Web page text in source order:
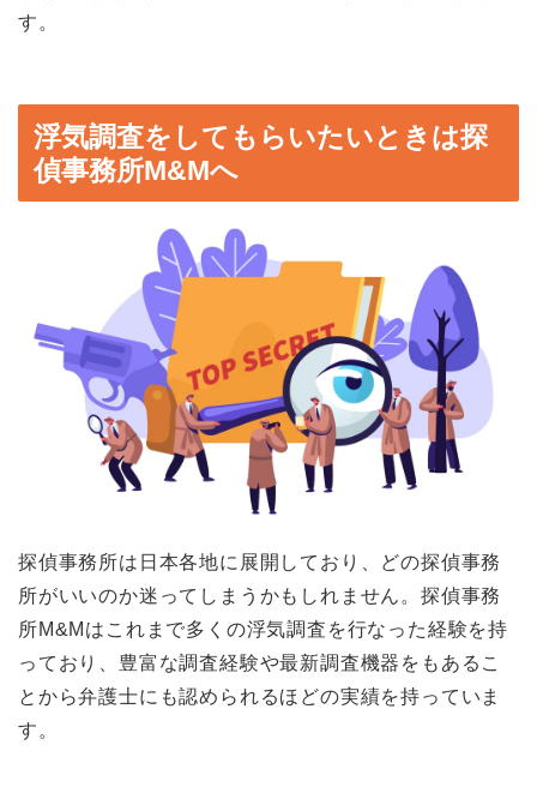
す。
浮気調査をしてもらいたいときは探
偵事務所M&Mへ
探偵事務所は日本各地に展開しており、どの探偵事務
所がいいのか迷ってしまうかもしれません。探偵事務
所M&Mはこれまで多くの浮気調査を行なった経験を持
っており、豊富な調査経験や最新調査機器をもあるこ
とから弁護士にも認められるほどの実績を持っていま
す。